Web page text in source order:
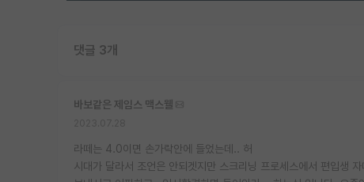
댓글 3개
바보같은 제임스 맥스웰
라떼는 4.0이면 손가락안에 들었는데.. 허
시대가 달라서 조언은 안되겟지만 스크리닝 프로세스에서 편입생